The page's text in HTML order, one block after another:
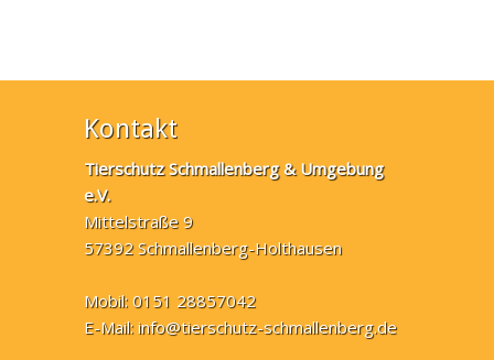
Kontakt
Tierschutz Schmallenberg & Umgebung
e.V.
Mittelstraße 9
57392 Schmallenberg-Holthausen
Mobil: 0151 28857042
E-Mail:info@tierschutz-schmallenberg.de